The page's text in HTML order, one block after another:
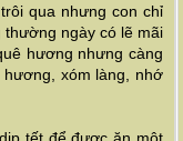
qua nhưng con chỉ
thường ngày có lẽ mãi
hương nhưng càng
xóm làng, nhớ